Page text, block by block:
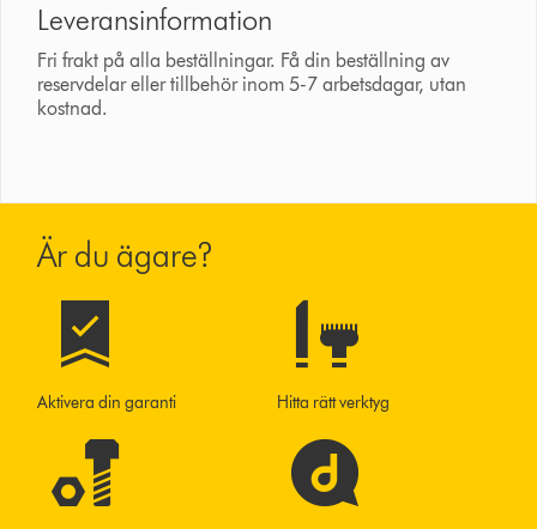
Leveransinformation
Fri frakt på alla beställningar. Få din beställning av
reservdelar eller tillbehör inom 5-7 arbetsdagar, utan
kostnad.
Är du ägare?
Aktivera din garanti Hitta rätt verktyg